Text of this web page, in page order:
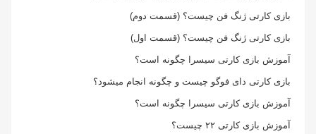
بازی کارتی ژنگ فن چیست؟ (قسمت دوم)
بازی کارتی ژنگ فن چیست؟ (قسمت اول)
آموزش بازی کارتی سیسرا چگونه است؟
بازی کارتی دای فوگو چیست و چگونه انجام میشود؟
آموزش بازی کارتی سیسرا چگونه است؟
آموزش بازی کارتی ۲۲ چیست؟